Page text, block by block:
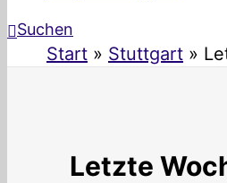
Suchen
Start Stuttgart
Letzte